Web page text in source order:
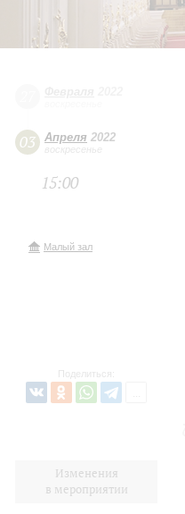
03 Апреля 2022
воскресенье
15:00
Малый зал
Поделиться:
Изменения
в мероприятии